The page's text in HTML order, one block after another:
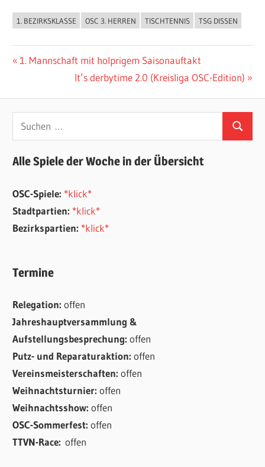
ALLGEMEIN
1. BEZIRKSKLASSE OSC 3. HERREN TISCHTENNIS TSG DISSEN
Beitragsnavigation
Vorheriger
1. Mannschaft mit holprigem Saisonauftakt
Nächster
It’s derbytime 2.0 (Kreisliga OSC-Edition)
Suchen
nach:
Suchen
Alle Spiele der Woche in der Übersicht
OSC-Spiele: *klick*
Stadtpartien: *klick*
Bezirkspartien: *klick*
Termine
Relegation:offen
Jahreshauptversammlung &
Aufstellungsbesprechung:offen
Putz- und Reparaturaktion:offen
Vereinsmeisterschaften:offen
Weihnachtsturnier:offen
Weihnachtsshow:offen
OSC-Sommerfest:offen
TTVN-Race:offen